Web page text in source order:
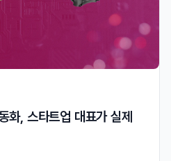
화, 스타트업 대표가 실제